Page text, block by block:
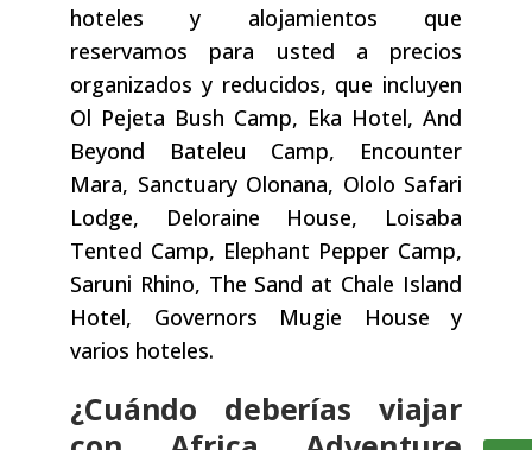
hoteles y alojamientos que
reservamos para usted a precios
organizados y reducidos, que incluyen
Ol Pejeta Bush Camp, Eka Hotel, And
Beyond Bateleu Camp, Encounter
Mara, Sanctuary Olonana, Ololo Safari
Lodge, Deloraine House, Loisaba
Tented Camp, Elephant Pepper Camp,
Saruni Rhino, The Sand at Chale Island
Hotel, Governors Mugie House y
varios hoteles.
¿Cuándo deberías viajar